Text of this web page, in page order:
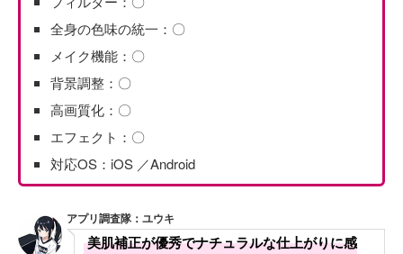
全身の色味の統一：〇
メイク機能：〇
背景調整：〇
高画質化：〇
エフェクト：〇
対応OS：iOS ／Android
アプリ調査隊：ユウキ
美肌補正が優秀でナチュラルな仕上がりに感